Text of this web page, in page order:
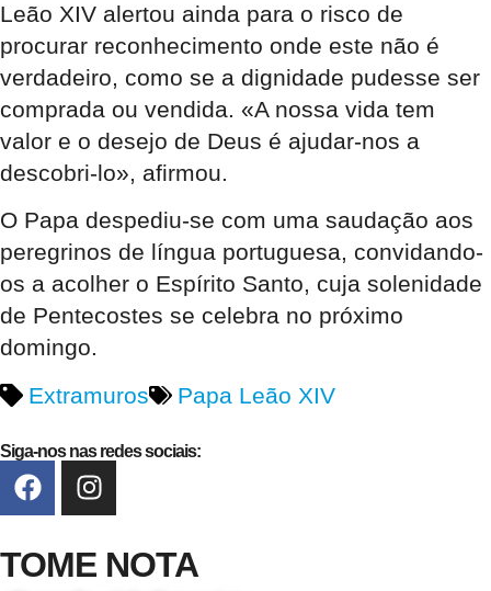
Leão XIV alertou ainda para o risco de
procurar reconhecimento onde este não é
verdadeiro, como se a dignidade pudesse ser
comprada ou vendida. «A nossa vida tem
valor e o desejo de Deus é ajudar-nos a
descobri-lo», afirmou.
O Papa despediu-se com uma saudação aos
peregrinos de língua portuguesa, convidando-
os a acolher o Espírito Santo, cuja solenidade
de Pentecostes se celebra no próximo
domingo.
Extramuros
Papa Leão XIV
Siga-nos nas redes sociais:
TOME NOTA